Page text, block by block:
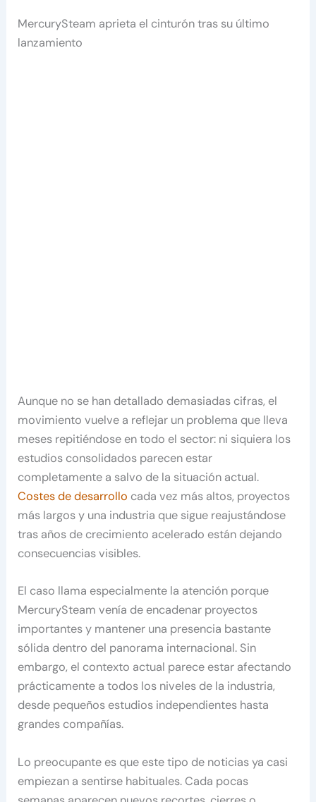
MercurySteam aprieta el cinturón tras su último
lanzamiento
Aunque no se han detallado demasiadas cifras, el
movimiento vuelve a reflejar un problema que lleva
meses repitiéndose en todo el sector: ni siquiera los
estudios consolidados parecen estar
completamente a salvo de la situación actual.
Costes de desarrollo cada vez más altos, proyectos
más largos y una industria que sigue reajustándose
tras años de crecimiento acelerado están dejando
consecuencias visibles.
El caso llama especialmente la atención porque
MercurySteam venía de encadenar proyectos
importantes y mantener una presencia bastante
sólida dentro del panorama internacional. Sin
embargo, el contexto actual parece estar afectando
prácticamente a todos los niveles de la industria,
desde pequeños estudios independientes hasta
grandes compañías.
Lo preocupante es que este tipo de noticias ya casi
empiezan a sentirse habituales. Cada pocas